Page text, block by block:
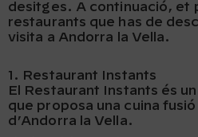
desitges. A continuació, et
restaurants que has de
visita a Andorra la Vella.
1. Restaurant Instants
El Restaurant Instants és
que proposa una cuina
d’Andorra la Vella.